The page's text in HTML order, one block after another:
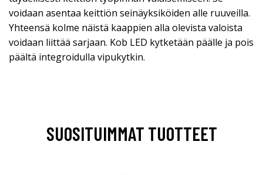
voidaan asentaa keittiön seinäyksiköiden alle ruuveilla.
Yhteensä kolme näistä kaappien alla olevista valoista
voidaan liittää sarjaan. Kob LED kytketään päälle ja pois
päältä integroidulla vipukytkin.
SUOSITUIMMAT TUOTTEET